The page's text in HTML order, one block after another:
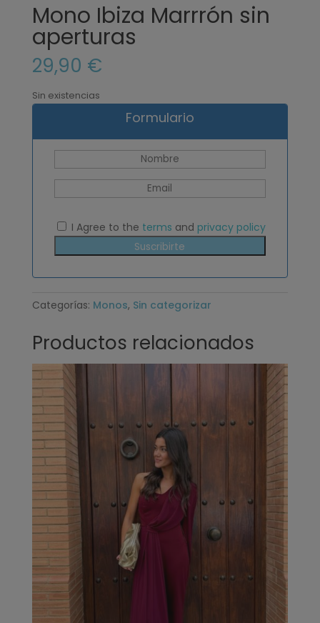
Mono Ibiza Marrrón sin
aperturas
29,90 €
Sin existencias
Formulario
I Agree to the terms and privacy policy
Suscribirte
Categorías: Monos, Sin categorizar
Productos relacionados